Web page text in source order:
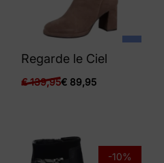
Regarde le Ciel
€139,95€ 89,95
-10%